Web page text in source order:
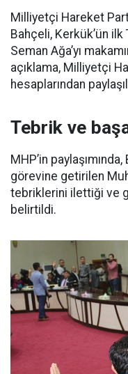
Milliyetçi Hareket
Bahçeli, Kerkük’ün
Seman Ağa’yı
açıklama, Milliyetçi
hesaplarından
Tebrik ve
MHP’in
görevine getirilen
tebriklerini ilettiği ve
belirtildi.